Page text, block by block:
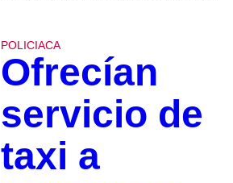
POLICIACA
Ofrecían
servicio de
taxi a